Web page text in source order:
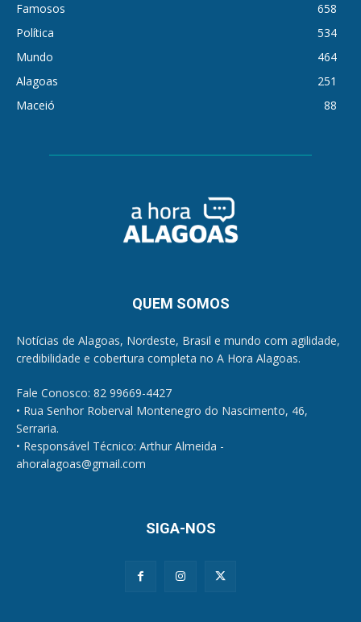
Famosos
658
Política
534
Mundo
464
Alagoas
251
Maceió
88
QUEM SOMOS
Notícias de Alagoas, Nordeste, Brasil e mundo com agilidade,
credibilidade e cobertura completa no A Hora Alagoas.
Fale Conosco: 82 99669-4427
• Rua Senhor Roberval Montenegro do Nascimento, 46,
Serraria.
• Responsável Técnico: Arthur Almeida -
ahoralagoas@gmail.com
SIGA-NOS